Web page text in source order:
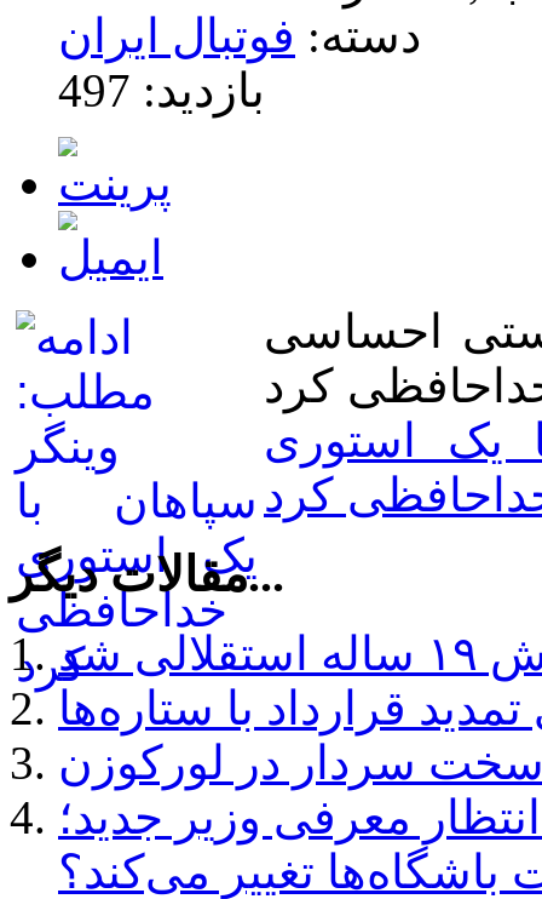
دسته: فوتبال ایران
بازدید: 497
احساسی
یک استوری
کرد
مقالات دیگر...
قرارداد با ستاره‌ها
سخت سردار در لورکوزن
معرفی وزیر جدید؛
باشگاه‌ها تغییر می‌کند؟